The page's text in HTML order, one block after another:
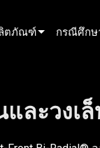
ตภัณฑ์
บบเสียงโรงภาพยนตร์
กรณีศึกษ
และวงเ